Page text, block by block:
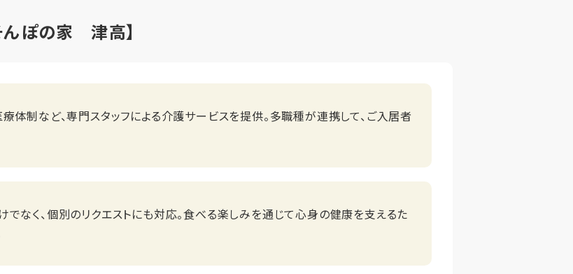
んぽの家 津高】
体制など、専門スタッフによる介護サービスを提供。多職種が連携して、ご入居者
なく、個別のリクエストにも対応。食べる楽しみを通じて心身の健康を支えるた